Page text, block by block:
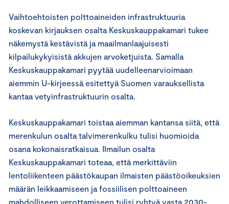
Vaihtoehtoisten polttoaineiden infrastruktuuria
koskevan kirjauksen osalta Keskuskauppakamari tukee
näkemystä kestävistä ja maailmanlaajuisesti
kilpailukykyisistä akkujen arvoketjuista. Samalla
Keskuskauppakamari pyytää uudelleenarvioimaan
aiemmin U-kirjeessä esitettyä Suomen varauksellista
kantaa vetyinfrastruktuurin osalta.
Keskuskauppakamari toistaa aiemman kantansa siitä, että
merenkulun osalta talvimerenkulku tulisi huomioida
osana kokonaisratkaisua. Ilmailun osalta
Keskuskauppakamari toteaa, että merkittäviin
lentoliikenteen päästökaupan ilmaisten päästöoikeuksien
määrän leikkaamiseen ja fossiilisen polttoaineen
mahdolliseen verottamiseen tulisi ryhtyä vasta 2030-